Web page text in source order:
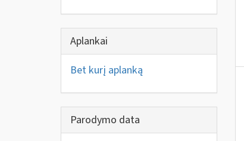
Aplankai
Bet kurį aplanką
Parodymo data